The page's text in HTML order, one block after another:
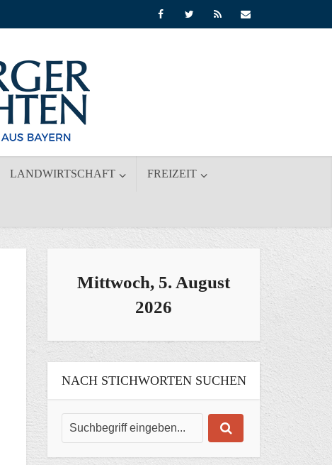
LANDWIRTSCHAFT FREIZEIT
Mittwoch, 5. August
2026
NACH STICHWORTEN SUCHEN